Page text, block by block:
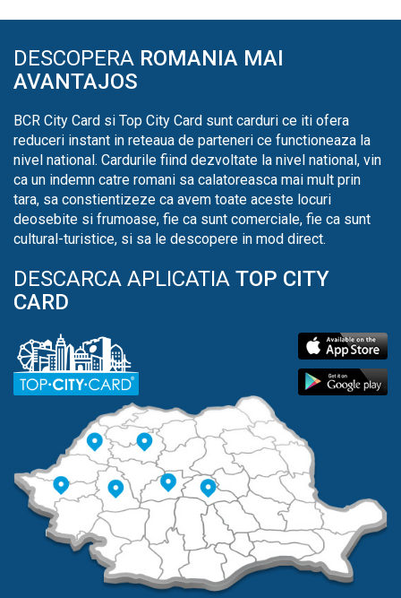
DESCOPERA ROMANIA MAI
AVANTAJOS
BCR City Card si Top City Card sunt carduri ce iti ofera
reduceri instant in reteaua de parteneri ce functioneaza la
nivel national. Cardurile fiind dezvoltate la nivel national, vin
ca un indemn catre romani sa calatoreasca mai mult prin
tara, sa constientizeze ca avem toate aceste locuri
deosebite si frumoase, fie ca sunt comerciale, fie ca sunt
cultural-turistice, si sa le descopere in mod direct.
DESCARCA APLICATIA TOP CITY
CARD